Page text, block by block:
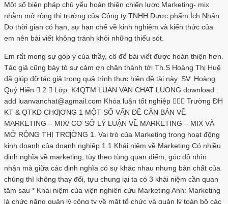
Một số biện pháp chủ yếu hoàn thiện chiến lược Marketing- mix
nhằm mở rộng thị trường của Công ty TNHH Dược phẩm Ích Nhân.
Do thời gian có hạn, sự hạn chế về kinh nghiệm và kiến thức của
em nên bài viết không tránh khỏi những thiếu sót.
Em rất mong sự góp ý của thầy, cô để bài viết được hoàn thiện hơn.
Tác giả cũng bày tỏ sự cảm ơn chân thành tới Th.S Hoàng Thị Huệ
đã giúp đỡ tác giả trong quả trình thực hiện đề tài này. SV: Hoàng
Quý Hiển  2  Lớp: K4QTM LUAN VAN CHAT LUONG download :
add luanvanchat@agmail.com Khóa luận tốt nghiệp  Trường ĐH
KT & QTKD CHƢƠNG 1 MỘT SỐ VẤN ĐỀ CĂN BẢN VỀ
MARKETING – MIX/ CƠ SỞ LÝ LUẬN VỀ MARKETING – MIX VÀ
MỞ RỘNG THỊ TRƢỜNG 1. Vai trò của Marketing trong hoạt động
kinh doanh của doanh nghiệp 1.1 Khái niệm về Marketing Có nhiều
định nghĩa về marketing, tùy theo tùng quan điểm, góc độ nhìn
nhận mà giữa các định nghĩa có sự khác nhau nhưng bản chất của
chúng thì không thay đổi, tựu chung lại ta có 3 khải niệm cần quan
tâm sau * Khái niệm của viện nghiên cứu Marketing Anh: Marketing
là chức năng quản lý công ty về mặt tổ chức và quản lý toàn bộ các